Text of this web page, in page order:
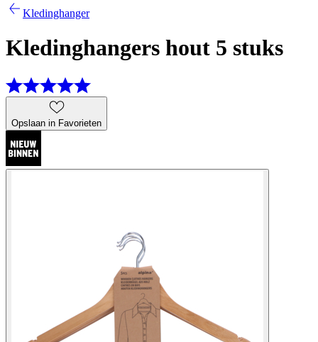
Kledinghanger
Kledinghangers hout 5 stuks
Opslaan in Favorieten